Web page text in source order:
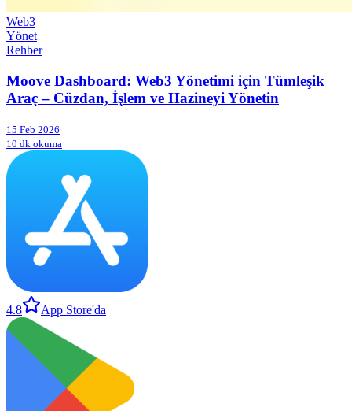
Web3
Yönet
Rehber
Moove Dashboard: Web3 Yönetimi için Tümleşik
Araç – Cüzdan, İşlem ve Hazineyi Yönetin
15 Feb 2026
10 dk okuma
4.8 App Store'da